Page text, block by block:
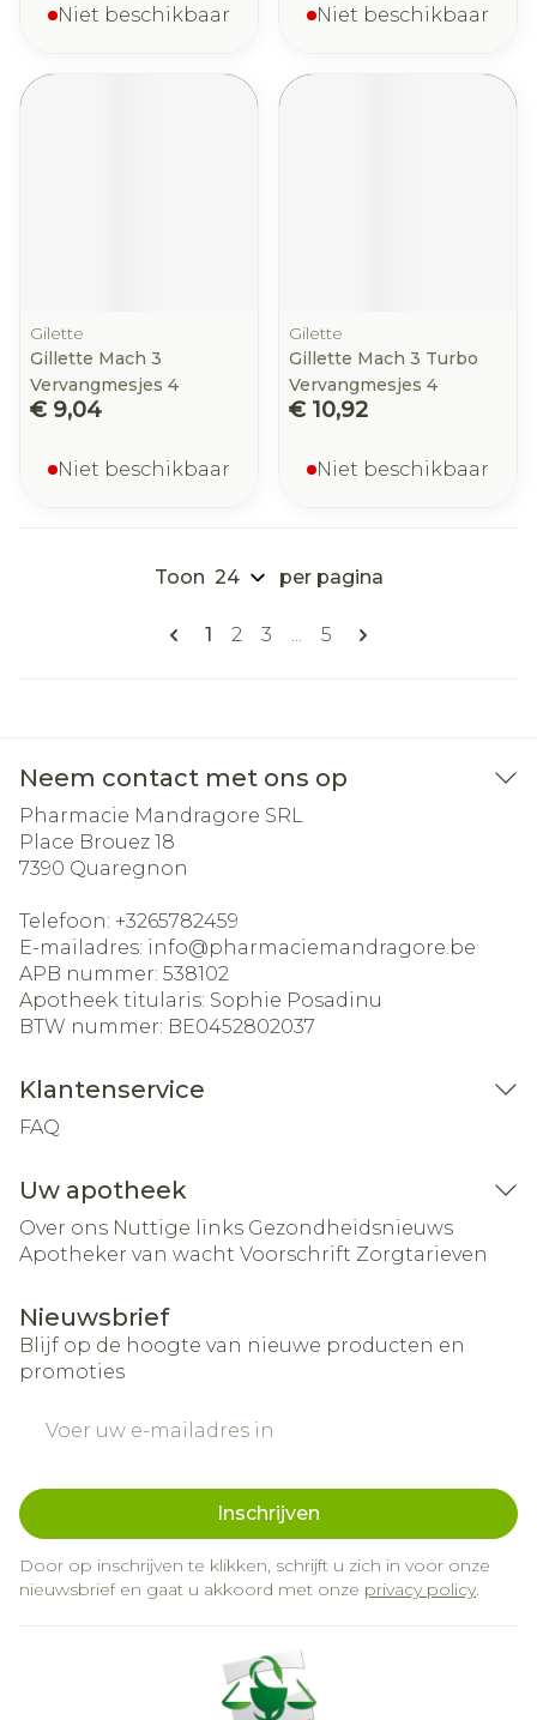
Niet beschikbaar Niet beschikbaar
Gilette
Gillette Mach 3
Vervangmesjes 4
€ 9,04
Niet beschikbaar
Gilette
Gillette Mach 3 Turbo
Vervangmesjes 4
€ 10,92
Niet beschikbaar
Pagina's
U lees momenteel pagina
1 Pagina
2 Pagina
3 ... Pagina
5
Toon per pagina
Neem contact met ons op
Pharmacie Mandragore SRL
Place Brouez 18
7390 Quaregnon
Telefoon: +3265782459
E-mailadres: info@pharmaciemandragore.be
APB nummer: 538102
Apotheek titularis: Sophie Posadinu
BTW nummer: BE0452802037
Klantenservice
FAQ
Uw apotheek
Over ons Nuttige links Gezondheidsnieuws
Apotheker van wacht Voorschrift Zorgtarieven
Nieuwsbrief
Blijf op de hoogte van nieuwe producten en
promoties
Inschrijven
Door op inschrijven te klikken, schrijft u zich in voor onze
nieuwsbrief en gaat u akkoord met onze privacy policy.